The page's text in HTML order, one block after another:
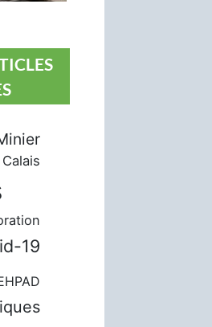
Calais
19